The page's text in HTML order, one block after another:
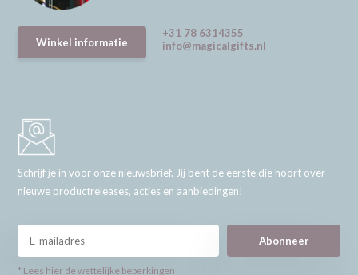
Winkel informatie
+31 78 6314355
info@magicalgifts.nl
Schrijf je in voor onze nieuwsbrief. Jij bent de eerste die hoort over
nieuwe productreleases, acties en aanbiedingen!
Abonneer
* Lees hier de wettelijke beperkingen